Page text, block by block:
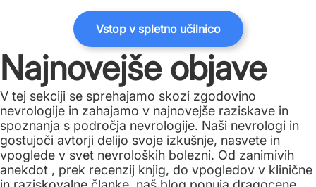
Vstop v spletno učilnico
Najnovejše objave
V tej sekciji se sprehajamo skozi zgodovino
nevrologije in zahajamo v najnovejše raziskave in
spoznanja s področja nevrologije. Naši nevrologi in
gostujoči avtorji delijo svoje izkušnje, nasvete in
vpoglede v svet nevroloških bolezni. Od zanimivih
anekdot , prek recenzij knjig, do vpogledov v klinične